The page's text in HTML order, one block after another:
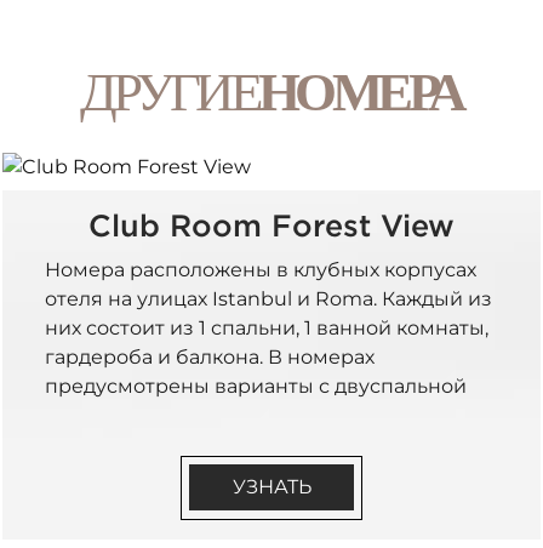
ДРУГИЕНОМЕРА
Club Room Forest View
Номера расположены в клубных корпусах
отеля на улицах Istanbul и Roma. Каждый из
них состоит из 1 спальни, 1 ванной комнаты,
гардероба и балкона. В номерах
предусмотрены варианты с двуспальной
УЗНАТЬ